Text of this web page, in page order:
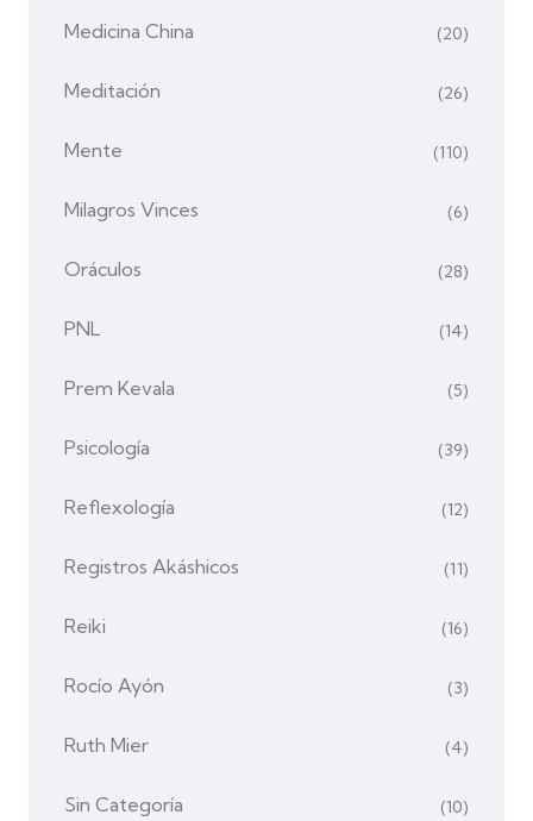
Medicina China (20)
Meditación (26)
Mente (110)
Milagros Vinces (6)
Oráculos (28)
PNL (14)
Prem Kevala (5)
Psicología (39)
Reflexología (12)
Registros Akáshicos (11)
Reiki (16)
Rocío Ayón (3)
Ruth Mier (4)
Sin Categoría (10)